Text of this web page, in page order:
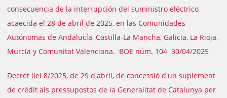
consecuencia de la interrupción del suministro eléctrico
acaecida el 28 de abril de 2025, en las Comunidades
Autónomas de Andalucía, Castilla-La Mancha, Galicia, La Rioja,
Murcia y Comunitat Valenciana. BOE núm. 104 30/04/2025
Decret llei 8/2025, de 29 d'abril, de concessió d'un suplement
de crèdit als pressupostos de la Generalitat de Catalunya per